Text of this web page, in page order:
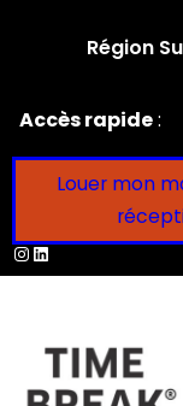
Région
Accès rapide:
Louer mon
Instagram
LinkedIn